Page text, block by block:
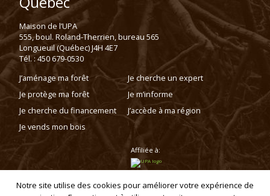
Maison de l’UPA
555, boul. Roland-Therrien, bureau 565
Longueuil (Québec) J4H 4E7
Tél. : 450 679-0530
J’aménage ma forêt
Je protège ma forêt
Je cherche du financement
Je vends mon bois
Je cherche un expert
Je m’informe
J’accède à ma région
Affiliée à:
Notre site utilise des cookies pour améliorer votre expérience de